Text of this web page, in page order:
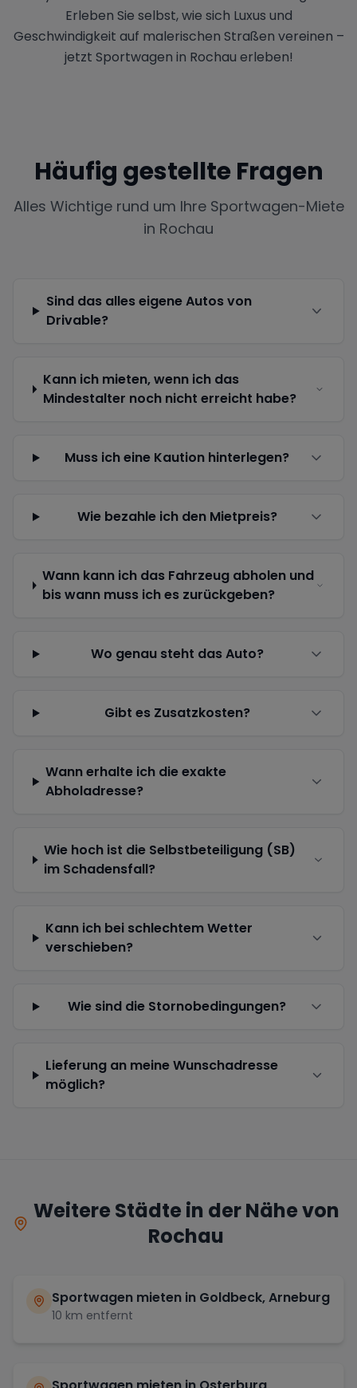
Erleben Sie selbst, wie sich Luxus und
Geschwindigkeit auf malerischen Straßen vereinen –
jetzt Sportwagen in Rochau erleben!
Häufig gestellte Fragen
Alles Wichtige rund um Ihre Sportwagen-Miete
in Rochau
Sind das alles eigene Autos von
Drivable?
Kann ich mieten, wenn ich das
Mindestalter noch nicht erreicht habe?
Muss ich eine Kaution hinterlegen?
Wie bezahle ich den Mietpreis?
Wann kann ich das Fahrzeug abholen und
bis wann muss ich es zurückgeben?
Wo genau steht das Auto?
Gibt es Zusatzkosten?
Wann erhalte ich die exakte
Abholadresse?
Wie hoch ist die Selbstbeteiligung (SB)
im Schadensfall?
Kann ich bei schlechtem Wetter
verschieben?
Wie sind die Stornobedingungen?
Lieferung an meine Wunschadresse
möglich?
Weitere Städte in der Nähe von
Rochau
Sportwagen mieten in Goldbeck, Arneburg
10 km entfernt